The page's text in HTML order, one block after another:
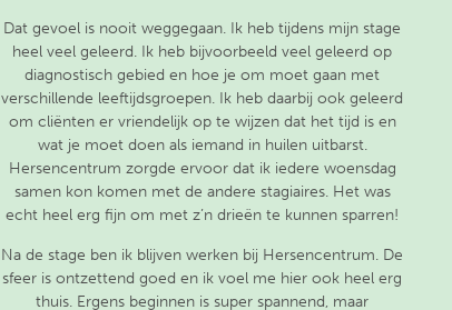
Dat gevoel is nooit weggegaan. Ik heb tijdens mijn stage
heel veel geleerd. Ik heb bijvoorbeeld veel geleerd op
diagnostisch gebied en hoe je om moet gaan met
verschillende leeftijdsgroepen. Ik heb daarbij ook geleerd
om cliënten er vriendelijk op te wijzen dat het tijd is en
wat je moet doen als iemand in huilen uitbarst.
Hersencentrum zorgde ervoor dat ik iedere woensdag
samen kon komen met de andere stagiaires. Het was
echt heel erg fijn om met z’n drieën te kunnen sparren!
Na de stage ben ik blijven werken bij Hersencentrum. De
sfeer is ontzettend goed en ik voel me hier ook heel erg
thuis. Ergens beginnen is super spannend, maar